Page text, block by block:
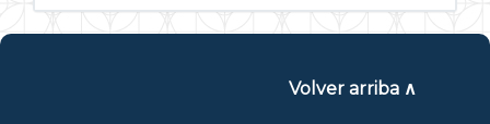
Volver arriba ∧